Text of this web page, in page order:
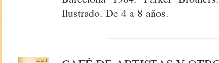
Ilustrado. De 4 a 8 años.